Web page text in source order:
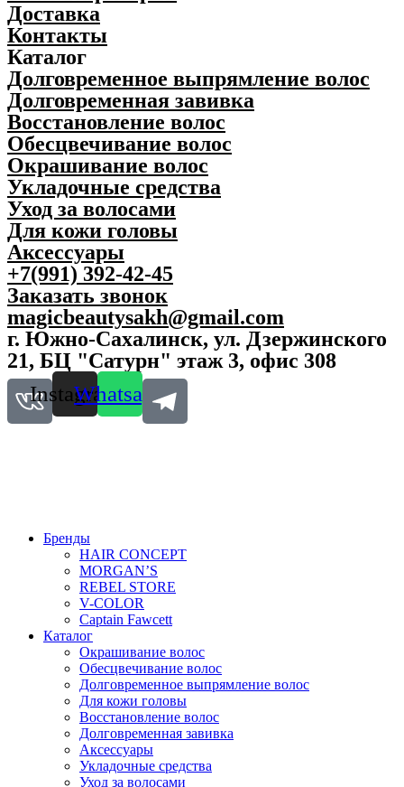
Доставка
Контакты
Каталог
Долговременное выпрямление волос
Долговременная завивка
Восстановление волос
Обесцвечивание волос
Окрашивание волос
Укладочные средства
Уход за волосами
Для кожи головы
Аксессуары
+7(991) 392-42-45
Заказать звонок
magicbeautysakh@gmail.com
г. Южно-Сахалинск, ул. Дзержинского
21, БЦ "Сатурн" этаж 3, офис 308
InstagramWhatsapp
Бренды
HAIR CONCEPT
MORGAN’S
REBEL STORE
V-COLOR
Captain Fawcett
Каталог
Окрашивание волос
Обесцвечивание волос
Долговременное выпрямление волос
Для кожи головы
Восстановление волос
Долговременная завивка
Аксессуары
Укладочные средства
Уход за волосами